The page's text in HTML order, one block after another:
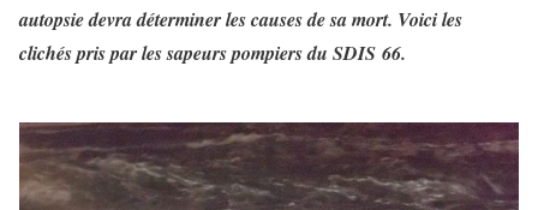
autopsie devra déterminer les causes de sa mort. Voici les
clichés pris par les sapeurs pompiers du SDIS 66.